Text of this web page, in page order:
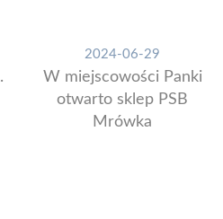
2024-06-29
W miejscowości Panki
otwarto sklep PSB
Mrówka